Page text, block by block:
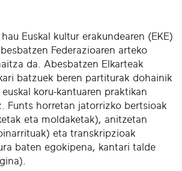
Euskal kultur erakundearen (EKE)
Federazioaren arteko
da. Abesbatzen Elkarteak
batzuek beren partiturak dohainik
koru-kantuaren praktikan
Funts horretan jatorrizko bertsioak
eta moldaketak), anitzetan
eta transkripzioak
baten egokipena, kantari talde